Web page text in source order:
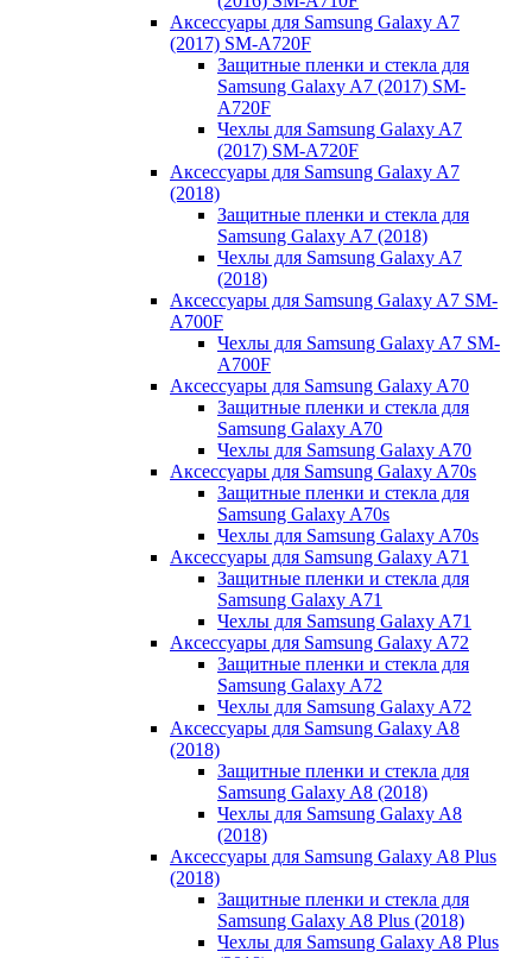
Аксессуары для Samsung Galaxy A7
(2017) SM-A720F
Защитные пленки и стекла для
Samsung Galaxy A7 (2017) SM-
A720F
Чехлы для Samsung Galaxy A7
(2017) SM-A720F
Аксессуары для Samsung Galaxy A7
(2018)
Защитные пленки и стекла для
Samsung Galaxy A7 (2018)
Чехлы для Samsung Galaxy A7
(2018)
Аксессуары для Samsung Galaxy A7 SM-
A700F
Чехлы для Samsung Galaxy A7 SM-
A700F
Аксессуары для Samsung Galaxy A70
Защитные пленки и стекла для
Samsung Galaxy A70
Чехлы для Samsung Galaxy A70
Аксессуары для Samsung Galaxy A70s
Защитные пленки и стекла для
Samsung Galaxy A70s
Чехлы для Samsung Galaxy A70s
Аксессуары для Samsung Galaxy A71
Защитные пленки и стекла для
Samsung Galaxy A71
Чехлы для Samsung Galaxy A71
Аксессуары для Samsung Galaxy A72
Защитные пленки и стекла для
Samsung Galaxy A72
Чехлы для Samsung Galaxy A72
Аксессуары для Samsung Galaxy A8
(2018)
Защитные пленки и стекла для
Samsung Galaxy A8 (2018)
Чехлы для Samsung Galaxy A8
(2018)
Аксессуары для Samsung Galaxy A8 Plus
(2018)
Защитные пленки и стекла для
Samsung Galaxy A8 Plus (2018)
Чехлы для Samsung Galaxy A8 Plus